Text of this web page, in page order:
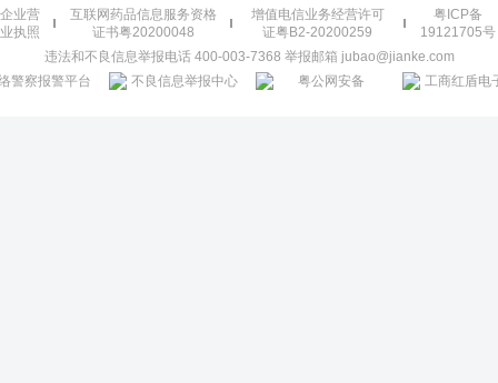
企业营
业执照
互联网药品信息服务资格
证书粤20200048
增值电信业务经营许可
证粤B2-20200259
粤ICP备
19121705号
违法和不良信息举报电话 400-003-7368 举报邮箱 jubao@jianke.com